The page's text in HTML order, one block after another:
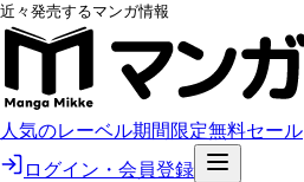
近々発売するマンガ情報
人気のレーベル期間限定無料セール
ログイン・会員登録